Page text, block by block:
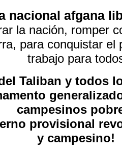
nacional afgana
la nación, romper
para conquistar el
trabajo para
Taliban y todos
campesinos
provisional
y campesino!